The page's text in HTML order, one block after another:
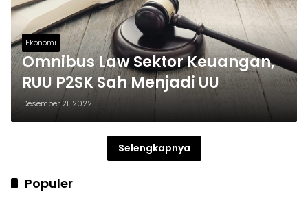
Ekonomi
Omnibus Law Sektor Keuangan,
RUU P2SK Sah Menjadi UU
Desember 21, 2022
Selengkapnya
Populer